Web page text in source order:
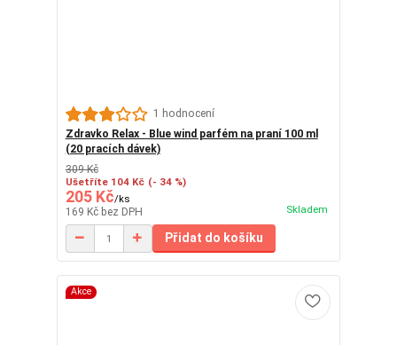
1 hodnocení
Zdravko Relax - Blue wind parfém na praní 100 ml
(20 pracích dávek)
309 Kč
Ušetříte 104 Kč (- 34 %)
205 Kč/ks
169 Kč bez DPH Skladem
Přidat do košíku
Akce